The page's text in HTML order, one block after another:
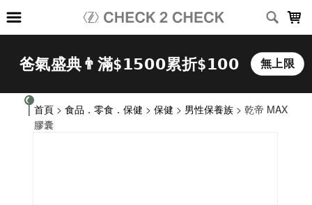
首頁 > 食品．零食．保健 > 保健 > 男性保養族 > 乾帝 MAX
膠囊